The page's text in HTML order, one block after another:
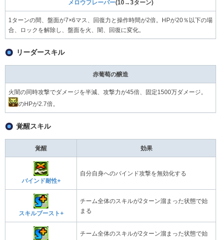
メロウフレーバー(10→3ターン)
1ターンの間、盤面が7×6マス、回復力と操作時間が2倍。HPが20％以下の場
合、ロックを解除し、盤面を火、闇、回復に変化。
リーダースキル
赤葡萄の醸造
火闇の同時攻撃でダメージを半減、攻撃力が45倍、固定1500万ダメージ。
のHPが2.7倍。
覚醒スキル
覚醒 効果
バインド耐性+
自分自身へのバインド攻撃を無効化する
スキルブースト+
チーム全体のスキルが2ターン溜まった状態で始
まる
チーム全体のスキルが2ターン溜まった状態で始